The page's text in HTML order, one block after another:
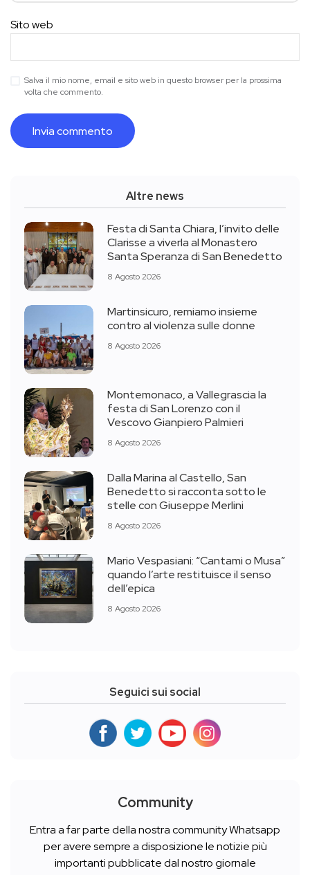
Sito web
Salva il mio nome, email e sito web in questo browser per la prossima
volta che commento.
Altre news
Festa di Santa Chiara, l’invito delle
Clarisse a viverla al Monastero
Santa Speranza di San Benedetto
8 Agosto 2026
Martinsicuro, remiamo insieme
contro al violenza sulle donne
8 Agosto 2026
Montemonaco, a Vallegrascia la
festa di San Lorenzo con il
Vescovo Gianpiero Palmieri
8 Agosto 2026
Dalla Marina al Castello, San
Benedetto si racconta sotto le
stelle con Giuseppe Merlini
8 Agosto 2026
Mario Vespasiani: “Cantami o Musa”
quando l’arte restituisce il senso
dell’epica
8 Agosto 2026
Seguici sui social
Community
Entra a far parte della nostra community Whatsapp
per avere sempre a disposizione le notizie più
importanti pubblicate dal nostro giornale